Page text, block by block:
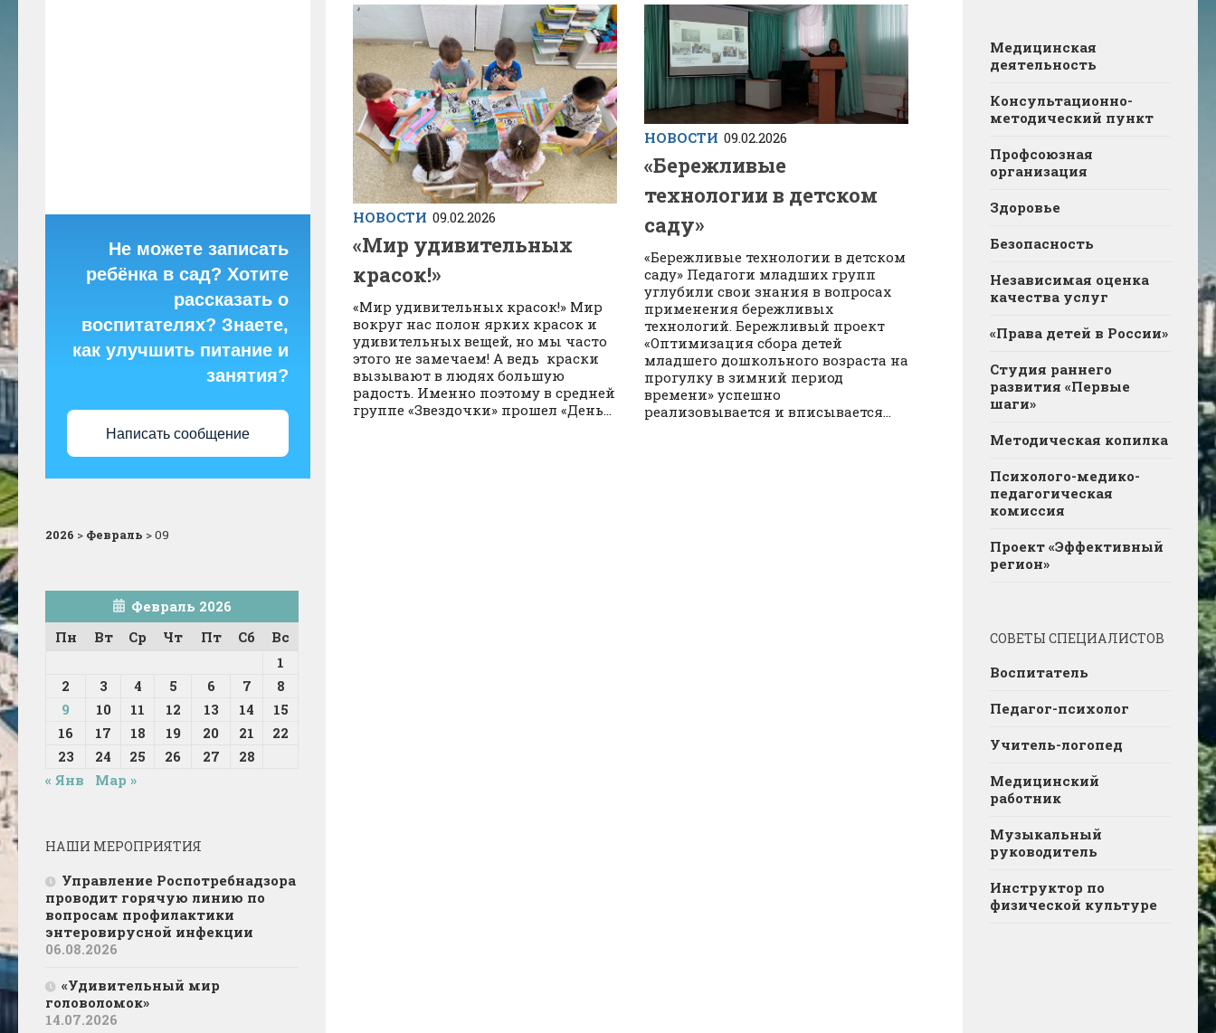
НОВОСТИ 09.02.2026
«Мир удивительных
красок!»
«Мир удивительных красок!» Мир
вокруг нас полон ярких красок и
удивительных вещей, но мы часто
этого не замечаем! А ведь краски
вызывают в людях большую
радость. Именно поэтому в средней
группе «Звездочки» прошел «День...
НОВОСТИ 09.02.2026
«Бережливые
технологии в детском
саду»
«Бережливые технологии в детском
саду» Педагоги младших групп
углубили свои знания в вопросах
применения бережливых
технологий. Бережливый проект
«Оптимизация сбора детей
младшего дошкольного возраста на
прогулку в зимний период
времени» успешно
реализовывается и вписывается...
Не можете записать
ребёнка в сад? Хотите
рассказать о
воспитателях? Знаете,
как улучшить питание и
занятия?
Написать сообщение
2026 > Февраль >09
Февраль 2026
Пн
Вт Ср Чт Пт Сб
Вс
1
2
3 4 5 6 7
8
9
10 11 12 13 14
15
16
17 18 19 20 21
22
23
24 25 26 27
28
« Янв
Мар »
НАШИ МЕРОПРИЯТИЯ
Управление Роспотребнадзора
проводит горячую линию по
вопросам профилактики
энтеровирусной инфекции
06.08.2026
«Удивительный мир
головоломок»
14.07.2026
Медицинская
деятельность
Консультационно-
методический пункт
Профсоюзная
организация
Здоровье
Безопасность
Независимая оценка
качества услуг
«Права детей в России»
Студия раннего
развития «Первые
шаги»
Методическая копилка
Психолого-медико-
педагогическая
комиссия
Проект «Эффективный
регион»
СОВЕТЫ СПЕЦИАЛИСТОВ
Воспитатель
Педагог-психолог
Учитель-логопед
Медицинский
работник
Музыкальный
руководитель
Инструктор по
физической культуре